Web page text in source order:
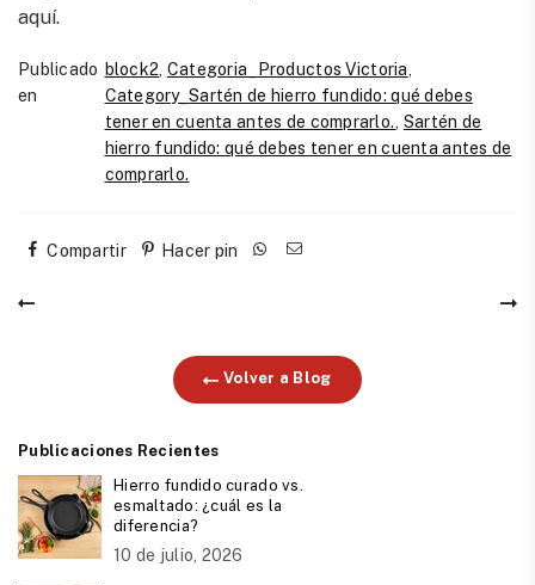
aquí.
Publicado
en
block2 Categoria_Productos Victoria
Category_Sartén de hierro fundido: qué debes
tener en cuenta antes de comprarlo. Sartén de
hierro fundido: qué debes tener en cuenta antes de
comprarlo.
Compartir Hacer pin
Volver a Blog
Publicaciones Recientes
Hierro fundido curado vs.
esmaltado: ¿cuál es la
diferencia?
10 de julio, 2026